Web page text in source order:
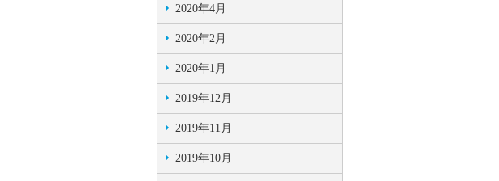
2020年4月
2020年2月
2020年1月
2019年12月
2019年11月
2019年10月